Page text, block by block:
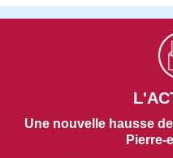
Une nouvelle hausse
Pierre-